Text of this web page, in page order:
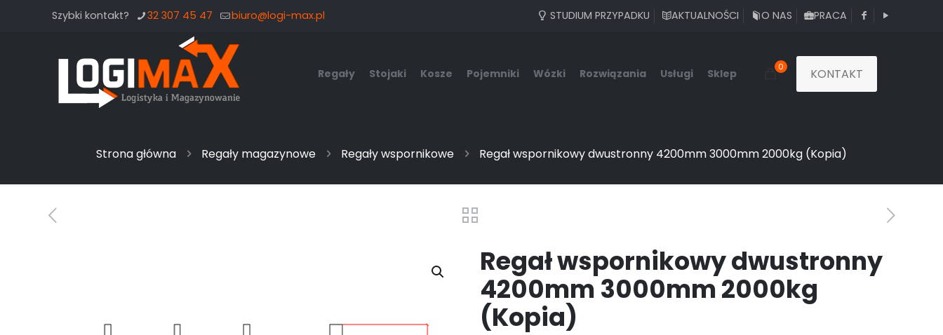
Szybki kontakt? 32 307 45 47 biuro@logi-max.pl STUDIUM PRZYPADKU AKTUALNOŚCI O NAS PRACA
Regały Stojaki Kosze Pojemniki Wózki Rozwiązania Usługi Sklep 0 KONTAKT
Strona główna Regały magazynowe Regały wspornikowe Regał wspornikowy dwustronny 4200mm 3000mm 2000kg (Kopia)
Regał wspornikowy dwustronny
4200mm 3000mm 2000kg
(Kopia)